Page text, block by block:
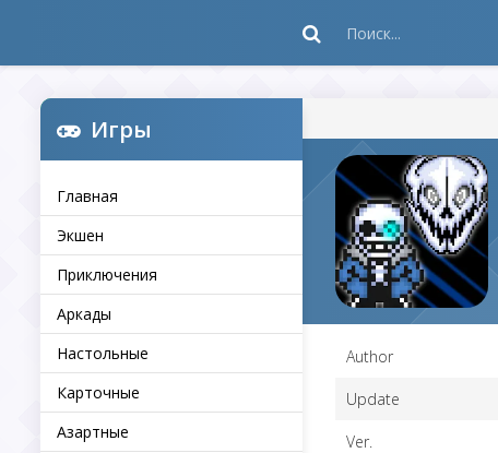
Игры
Главная
Экшен
Приключения
Аркады
Настольные
Карточные
Азартные
Author
Update
Ver.